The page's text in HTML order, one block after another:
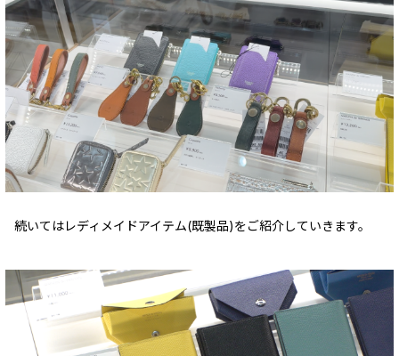
続いてはレディメイドアイテム(既製品)をご紹介していきます。